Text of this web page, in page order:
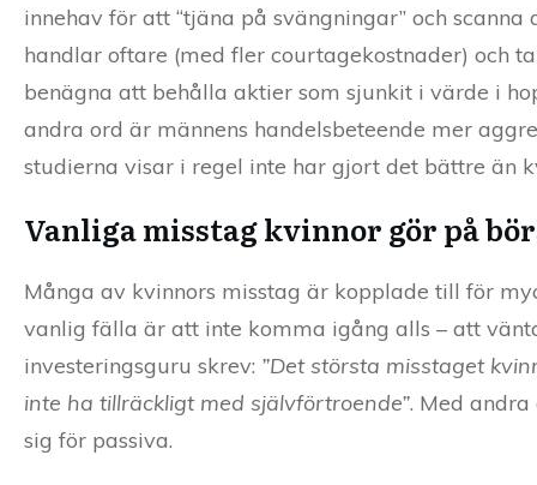
innehav för att “tjäna på svängningar” och
handlar oftare (med fler courtagekostnader) och
benägna att behålla aktier som sjunkit i värde i
andra ord är männens handelsbeteende mer
studierna visar i regel inte har gjort det bättre än
Vanliga misstag kvinnor gör på
Många av kvinnors misstag är kopplade till för
vanlig fälla är att inte komma igång alls – att
investeringsguru skrev: ”Det största misstaget
inte ha tillräckligt med självförtroende”. Med
sig för passiva.